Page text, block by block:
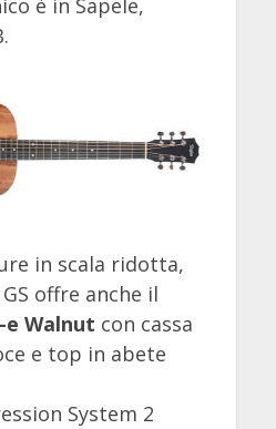
in scala ridotta,
offre anche il
e Walnut con cassa
e top in abete
System 2